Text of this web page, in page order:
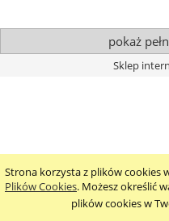
Strona korzysta z plików cookies
Plików Cookies. Możesz określić
plików cookies w
pokaż
Sklep